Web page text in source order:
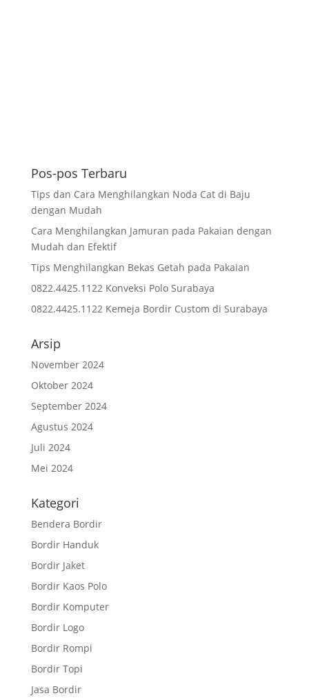
Pos-pos Terbaru
Tips dan Cara Menghilangkan Noda Cat di Baju
dengan Mudah
Cara Menghilangkan Jamuran pada Pakaian dengan
Mudah dan Efektif
Tips Menghilangkan Bekas Getah pada Pakaian
0822.4425.1122 Konveksi Polo Surabaya
0822.4425.1122 Kemeja Bordir Custom di Surabaya
Arsip
November 2024
Oktober 2024
September 2024
Agustus 2024
Juli 2024
Mei 2024
Kategori
Bendera Bordir
Bordir Handuk
Bordir Jaket
Bordir Kaos Polo
Bordir Komputer
Bordir Logo
Bordir Rompi
Bordir Topi
Jasa Bordir